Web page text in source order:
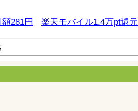
281円 楽天モバイル1.4万pt還元